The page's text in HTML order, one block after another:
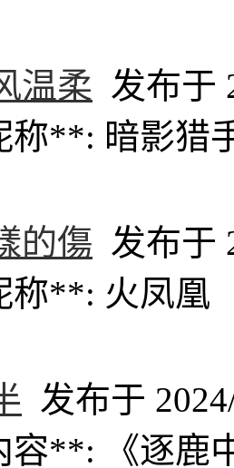
温柔 发布于
称**: 暗影猎
的傷 发布于
称**: 火凤凰
发布于
**: 《逐鹿